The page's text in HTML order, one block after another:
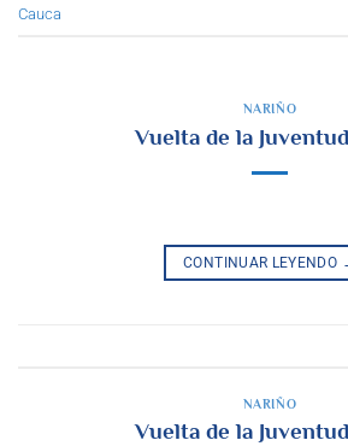
Cauca
NARIÑO
Vuelta de la
CONTINUAR LEYENDO
NARIÑO
Vuelta de la